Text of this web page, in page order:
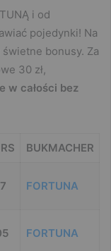
i od
pojedynki! Na
bonusy. Za
30 zł,
w całości bez
BUKMACHER
FORTUNA
FORTUNA